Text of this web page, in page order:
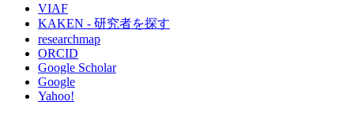
VIAF
KAKEN - 研究者を探す
researchmap
ORCID
Google Scholar
Google
Yahoo!